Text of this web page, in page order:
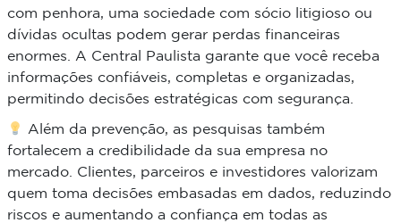
com penhora, uma sociedade com sócio litigioso ou
dívidas ocultas podem gerar perdas financeiras
enormes. A Central Paulista garante que você receba
informações confiáveis, completas e organizadas,
permitindo decisões estratégicas com segurança.
Além da prevenção, as pesquisas também
fortalecem a credibilidade da sua empresa no
mercado. Clientes, parceiros e investidores valorizam
quem toma decisões embasadas em dados, reduzindo
riscos e aumentando a confiança em todas as